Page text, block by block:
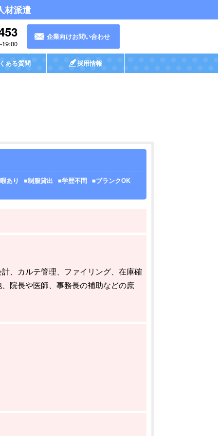
材派遣
19:00
企業向けお問い合わせ
ある質問 採用情報
あり 制服貸出 学歴不問
ブランクOK
、カルテ管理、ファイリング、在庫確
院長や医師、事務長の補助などの庶